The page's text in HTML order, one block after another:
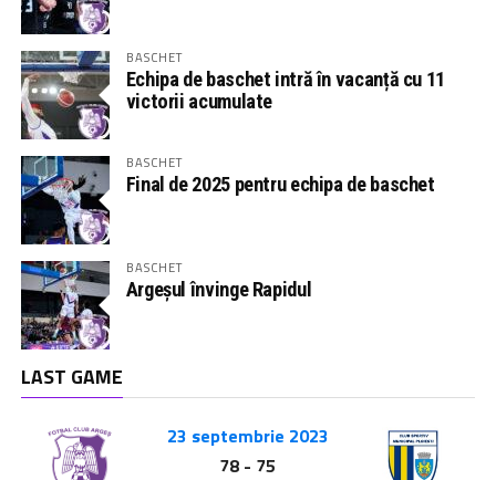
BASCHET
Echipa de baschet intră în vacanță cu 11
victorii acumulate
BASCHET
Final de 2025 pentru echipa de baschet
BASCHET
Argeșul învinge Rapidul
LAST GAME
23 septembrie 2023
78 - 75